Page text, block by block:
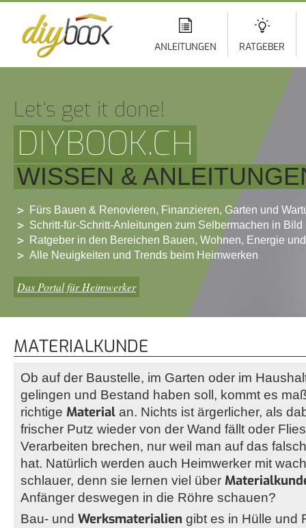
ANLEITUNGEN RATGEBER
Let‘s get it done!
DIYBOOK.CH
WISSEN &
Fürs Bauen & Renovieren, Finanzieren, Garten und
Schritt-für-Schritt-Anleitungen zum Selbermachen in Bild
Ratgeber in den Bereichen Bauen, Wohnen, Energie
Alle Neuigkeiten und Trends beim Heimwerken
Das Portal für Heimwerker
MATERIALKUNDE
Ob auf der Baustelle, im Garten oder im
gelingen und Bestand haben soll, kommt es
richtige Material an. Nichts ist ärgerlicher, als
frischer Putz wieder von der Wand fällt oder
Verarbeiten brechen, nur weil man auf das
hat. Natürlich werden auch Heimwerker mit
schlauer, denn sie lernen viel über
Anfänger deswegen in die Röhre schauen?
Bau- und Werksmaterialien gibt es in Hülle und